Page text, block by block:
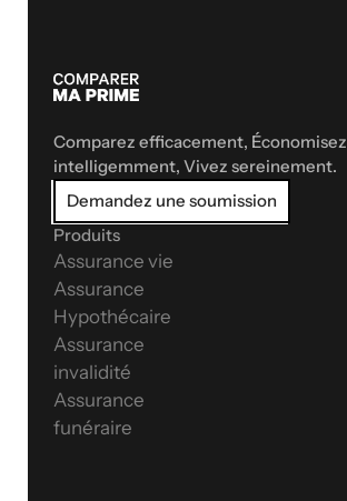
Comparez efficacement, Économisez
intelligemment, Vivez sereinement.
Demandez une soumission
Produits
Assurance vie
Assurance
Hypothécaire
Assurance
invalidité
Assurance
funéraire